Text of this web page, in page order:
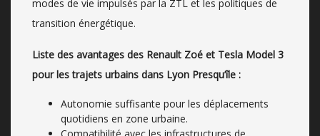
modes de vie impulsés par la ZTL et les politiques de
transition énergétique.
Liste des avantages des Renault Zoé et Tesla Model 3
pour les trajets urbains dans Lyon Presqu’île :
Autonomie suffisante pour les déplacements
quotidiens en zone urbaine.
Compatibilité avec les infrastructures de